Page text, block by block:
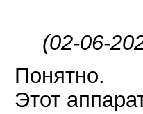
(02-06-
Понятно.
Этот